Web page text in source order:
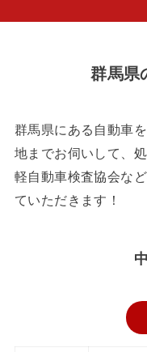
群馬県
群馬県にある自動車
地までお伺いして、
軽自動車検査協会な
ていただきます！